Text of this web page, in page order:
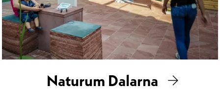
Naturum Dalarna